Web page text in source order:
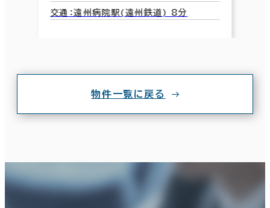
交通：遠州病院駅(遠州鉄道) 8分
物件一覧に戻る